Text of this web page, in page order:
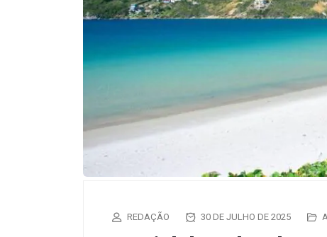
REDAÇÃO 30 DE JULHO DE 2025